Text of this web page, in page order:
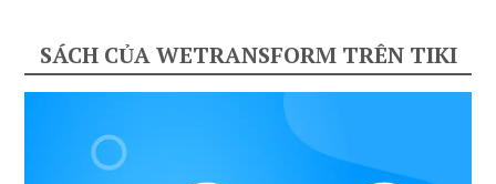
SÁCH CỦA WETRANSFORM TRÊN TIKI